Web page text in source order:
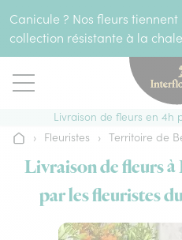
Canicule ? Nos fleurs
collection résistante à la
Livraison de fleurs en 4h
Accueil
› Fleuristes › Territoire de
Livraison de fleurs
par les fleuristes